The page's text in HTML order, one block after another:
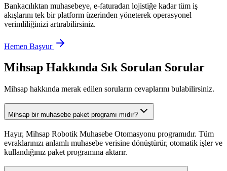
Bankacılıktan muhasebeye, e-faturadan lojistiğe kadar tüm iş
akışlarını tek bir platform üzerinden yöneterek operasyonel
verimliliğinizi artırabilirsiniz.
Hemen Başvur
Mihsap Hakkında Sık Sorulan Sorular
Mihsap hakkında merak edilen soruların cevaplarını bulabilirsiniz.
Mihsap bir muhasebe paket programı mıdır?
Hayır, Mihsap Robotik Muhasebe Otomasyonu programıdır. Tüm
evraklarınızı anlamlı muhasebe verisine dönüştürür, otomatik işler ve
kullandığınız paket programına aktarır.